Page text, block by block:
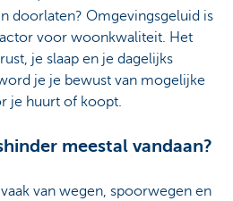
doorlaten? Omgevingsgeluid is
voor woonkwaliteit. Het
je slaap en je dagelijks
je je bewust van mogelijke
je huurt of koopt.
meestal vandaan?
van wegen, spoorwegen en